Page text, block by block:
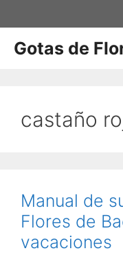
Gotas de
castaño
Manual de
Flores de
vacaciones